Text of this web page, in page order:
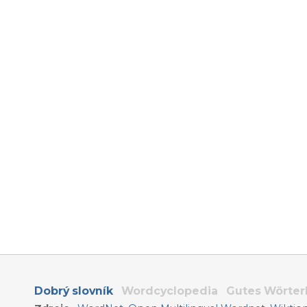
Dobrý slovník Wordcyclopedia Gutes